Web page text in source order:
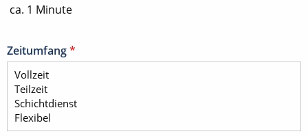
ca. 1 Minute
Zeitumfang*